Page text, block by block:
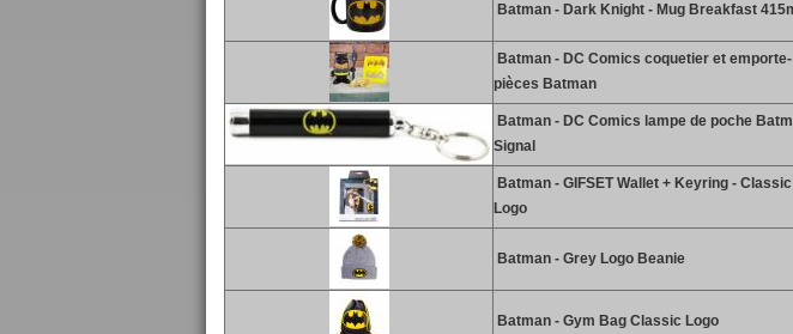
Batman - Dark Knight - Mug Breakfast
Batman - DC Comics coquetier et emporte-
pièces Batman
Batman - DC Comics lampe de poche
Signal
Batman - GIFSET Wallet + Keyring - Classic
Logo
Batman - Grey Logo Beanie
Batman - Gym Bag Classic Logo